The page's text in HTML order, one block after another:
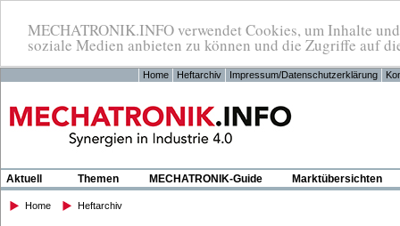
MECHATRONIK.INFO verwendet Cookies, um Inhalte
soziale Medien anbieten zu können und die Zugriffe auf
Home Heftarchiv Impressum/Datenschutzerklärung
Aktuell Themen MECHATRONIK-Guide Marktübersichten
Home Heftarchiv